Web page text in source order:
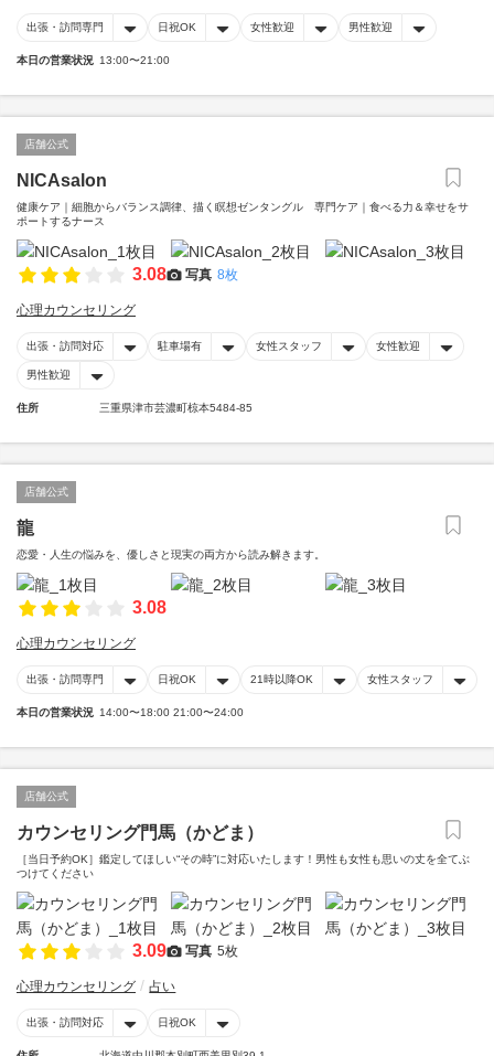
出張・訪問専門 日祝OK 女性歓迎 男性歓迎
本日の営業状況 13:00〜21:00
店舗公式
NICAsalon
健康ケア｜細胞からバランス調律、描く瞑想ゼンタングル 専門ケア｜食べる力＆幸せをサ
ポートするナース
3.08 写真 8枚
心理カウンセリング
出張・訪問対応 駐車場有 女性スタッフ 女性歓迎
男性歓迎
住所 三重県津市芸濃町椋本5484-85
店舗公式
龍
恋愛・人生の悩みを、優しさと現実の両方から読み解きます。
3.08
心理カウンセリング
出張・訪問専門 日祝OK 21時以降OK 女性スタッフ
本日の営業状況 14:00〜18:00 21:00〜24:00
店舗公式
カウンセリング門馬（かどま）
［当日予約OK］鑑定してほしい“その時”に対応いたします！男性も女性も思いの丈を全てぶ
つけてください
3.09 写真 5枚
心理カウンセリング 占い
出張・訪問対応 日祝OK